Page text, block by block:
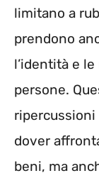
limitano a
prendono
l’identità e
persone.
dover
beni, ma